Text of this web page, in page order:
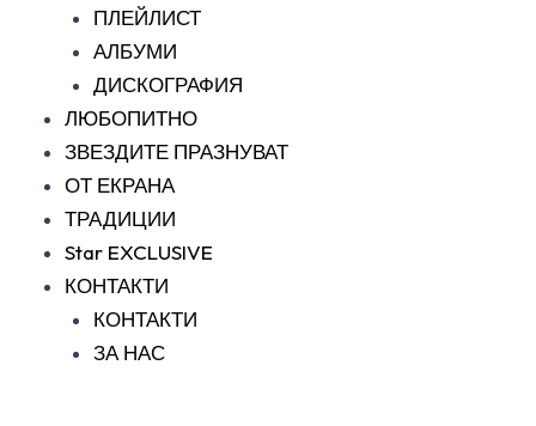
ПЛЕЙЛИСТ
АЛБУМИ
ДИСКОГРАФИЯ
ЛЮБОПИТНО
ЗВЕЗДИТЕ ПРАЗНУВАТ
ОТ ЕКРАНА
ТРАДИЦИИ
Star EXCLUSIVE
КОНТАКТИ
КОНТАКТИ
ЗА НАС